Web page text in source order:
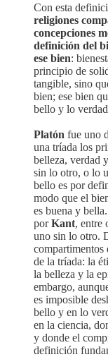
Con esta
religiones
concepciones
definición del
ese bien:
principio de
tangible, sino
bien; ese bien
bello y lo
Platón fue uno
una tríada los
belleza, verdad
sin lo otro, o lo
bello es por
modo que el
es buena y
porKant, entre
uno sin lo otro.
compartimentos
de la tríada: la
la belleza y la
embargo,
es imposible
bello y en lo
en la ciencia,
y donde el
definición